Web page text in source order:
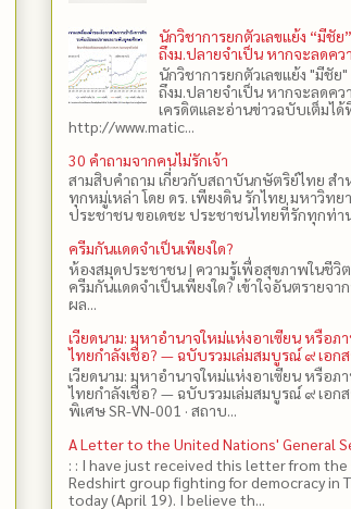
นักวิชาการยกตัวเลขแย้ง “มีชัย
ถึงม.ปลายจำเป็น หากจะลดคว
นักวิชาการยกตัวเลขแย้ง "มีชัย
ถึงม.ปลายจำเป็น หากจะลดคว
เครดิตและอ่านข่าวฉบับเต็มได้
http://www.matic...
30 คำถามจากคนไม่รักเจ้า
สามสิบคำถาม เกี่ยวกับสถาบันกษัตริย์ไทย ส
ทุกหมู่เหล่า โดย ดร.​ เพียงดิน รักไทย มหาวิทย
ประชาชน ขอเดชะ ประชาชนไทยที่รักทุกท่า
ครีมกันแดดจำเป็นเพียงใด?
ห้องสมุดประชาชน | ความรู้เพื่อสุขภาพในชีวิ
ครีมกันแดดจำเป็นเพียงใด? เข้าใจอันตรายจาก
ผล...
เวียดนาม: มหาอำนาจใหม่แห่งอาเซียน หรือภ
ไทยกำลังเชื่อ? — ฉบับรวมเล่มสมบูรณ์ ๙ เอก
เวียดนาม: มหาอำนาจใหม่แห่งอาเซียน หรือภ
ไทยกำลังเชื่อ? — ฉบับรวมเล่มสมบูรณ์ ๙ เอกส
พิเศษ SR-VN-001 · สถาบ...
A Letter to the United Nations' General
: : I have just received this letter from the
Redshirt group fighting for democracy in
today (April 19). I believe th...